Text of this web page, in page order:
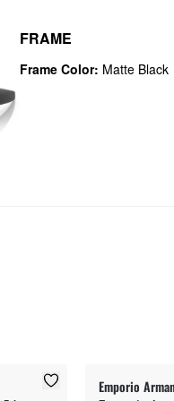
FRAME
Frame Color: Matte Black
Emporio